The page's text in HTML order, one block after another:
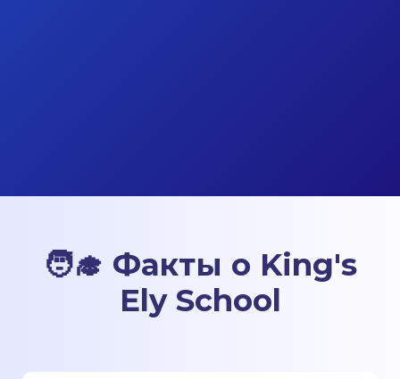
🧑‍🎓 Факты о King's
Ely School